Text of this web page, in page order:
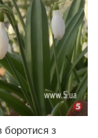
боротися з